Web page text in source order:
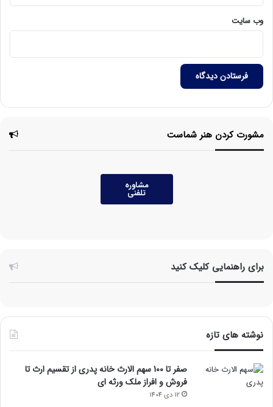
وب‌ سایت
مشورت کردن هنر شماست
مشاوره
تلفنی
برای راهنمایی کلیک کنید
نوشته های تازه
صفر تا 100 سهم الارث خانه پدری از تقسیم ارث تا
فروش و افراز ملک ورثه ای
12 دی 1404